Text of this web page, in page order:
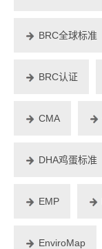
BRC全球标准
BRC认证
CMA
DHA鸡蛋标准
EMP
EnviroMap